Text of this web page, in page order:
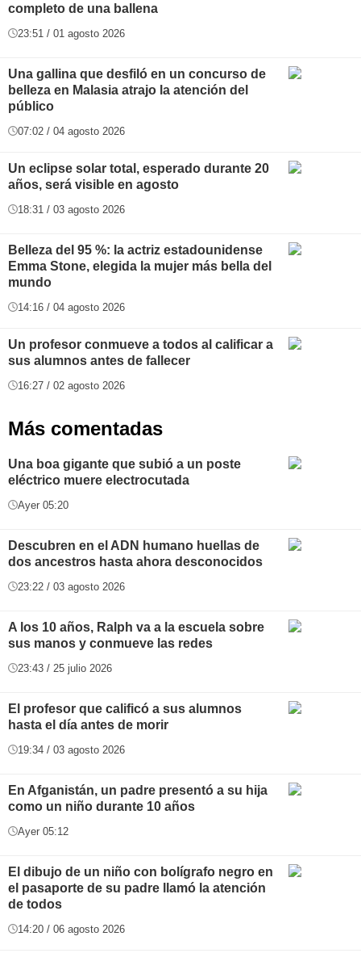
completo de una ballena
23:51 / 01 agosto 2026
Una gallina que desfiló en un concurso de
belleza en Malasia atrajo la atención del
público
07:02 / 04 agosto 2026
Un eclipse solar total, esperado durante 20
años, será visible en agosto
18:31 / 03 agosto 2026
Belleza del 95 %: la actriz estadounidense
Emma Stone, elegida la mujer más bella del
mundo
14:16 / 04 agosto 2026
Un profesor conmueve a todos al calificar a
sus alumnos antes de fallecer
16:27 / 02 agosto 2026
Más comentadas
Una boa gigante que subió a un poste
eléctrico muere electrocutada
Ayer 05:20
Descubren en el ADN humano huellas de
dos ancestros hasta ahora desconocidos
23:22 / 03 agosto 2026
A los 10 años, Ralph va a la escuela sobre
sus manos y conmueve las redes
23:43 / 25 julio 2026
El profesor que calificó a sus alumnos
hasta el día antes de morir
19:34 / 03 agosto 2026
En Afganistán, un padre presentó a su hija
como un niño durante 10 años
Ayer 05:12
El dibujo de un niño con bolígrafo negro en
el pasaporte de su padre llamó la atención
de todos
14:20 / 06 agosto 2026